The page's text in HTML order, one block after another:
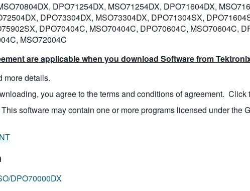
DPO71254DX, MSO71254DX, DPO71604DX,
DPO73304DX, MSO73304DX, DPO71304SX,
DPO70404C, MSO70404C, DPO70604C, MSO70604C,
MSO72004C
are applicable when you download Software from
more details.
you agree to the terms and conditions of agreement. Click
This software may contain one or more programs licensed under the
DPO70000DX